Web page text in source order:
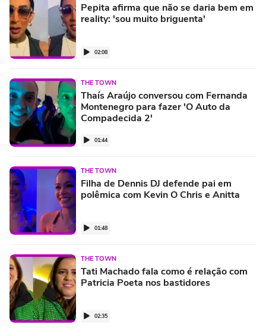
Pepita afirma que não se daria bem em
reality: 'sou muito briguenta'
02:08
THE TOWN
Thaís Araújo conversou com Fernanda
Montenegro para fazer 'O Auto da
Compadecida 2'
01:44
THE TOWN
Filha de Dennis DJ defende pai em
polêmica com Kevin O Chris e Anitta
01:48
THE TOWN
Tati Machado fala como é relação com
Patricia Poeta nos bastidores
02:35